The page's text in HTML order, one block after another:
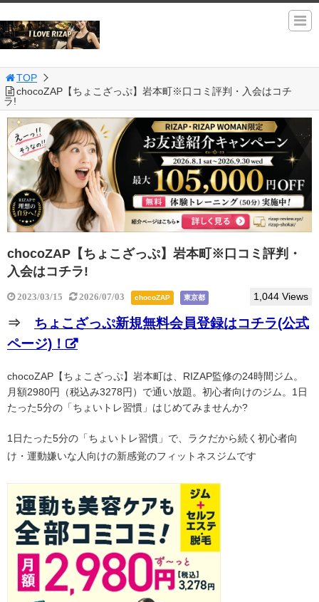
TOP
chocoZAP【ちょこざっぷ】岩本町※口コミ評判・入会はコチ
ラ!
chocoZAP【ちょこざっぷ】岩本町※口コミ評判・
入会はコチラ!
2023/03/15 2026/07/03 chocoZAP 東京都 1,044 Views
⇒ ちょこざっぷ新規無料会員登録はコチラ(公式
ページ)！
chocoZAP【ちょこざっぷ】岩本町は、RIZAP監修の24時間ジム。
月額2980円（税込み3278円）で通い放題。初心者向けのジム。1日
たった5分の「ちょいトレ習慣」はじめてみませんか?
1日たった5分の「ちょいトレ習慣」で、ラクだから続く初心者向
け・運動嫌いな人向けの新感覚のフィットネスジムです